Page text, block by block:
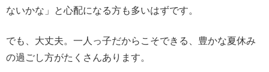
ないかな」と心配になる方も多いはずです。
でも、大丈夫。一人っ子だからこそできる、豊かな夏休み
の過ごし方がたくさんあります。